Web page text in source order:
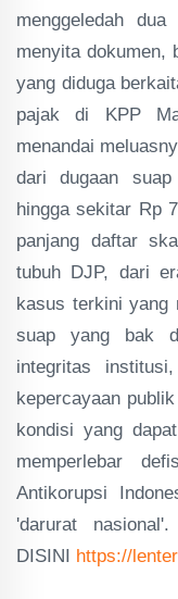
menggeledah
menyita dokumen,
yang diduga
pajak di KPP
menandai
dari dugaan
hingga sekitar Rp
panjang daftar
tubuh DJP, dari
kasus terkini yang
suap yang bak
integritas
kepercayaan
kondisi yang
memperlebar
Antikorupsi
'darurat
DISINI https://